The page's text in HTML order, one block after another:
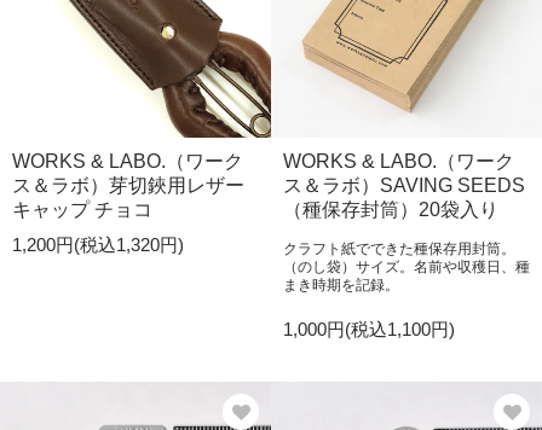
WORKS & LABO.（ワーク
ス＆ラボ）芽切鋏用レザー
キャップ チョコ
1,200円(税込1,320円)
WORKS & LABO.（ワーク
ス＆ラボ）SAVING SEEDS
（種保存封筒）20袋入り
クラフト紙でできた種保存用封筒。
（のし袋）サイズ。名前や収穫日、種
まき時期を記録。
1,000円(税込1,100円)